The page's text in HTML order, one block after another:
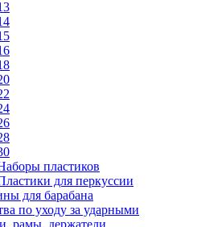
пластиков
для перкуссии
для барабана
по уходу за ударными
рамы, держатели